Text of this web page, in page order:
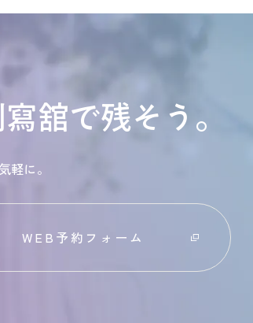
舘で残そう。
軽に。
WEB予約フォーム